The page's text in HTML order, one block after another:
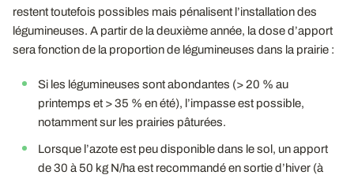
restent toutefois possibles mais pénalisent l’installation des
légumineuses. A partir de la deuxième année, la dose d’apport
sera fonction de la proportion de légumineuses dans la prairie :
Si les légumineuses sont abondantes (> 20 % au
printemps et > 35 % en été), l’impasse est possible,
notamment sur les prairies pâturées.
Lorsque l’azote est peu disponible dans le sol, un apport
de 30 à 50 kg N/ha est recommandé en sortie d’hiver (à